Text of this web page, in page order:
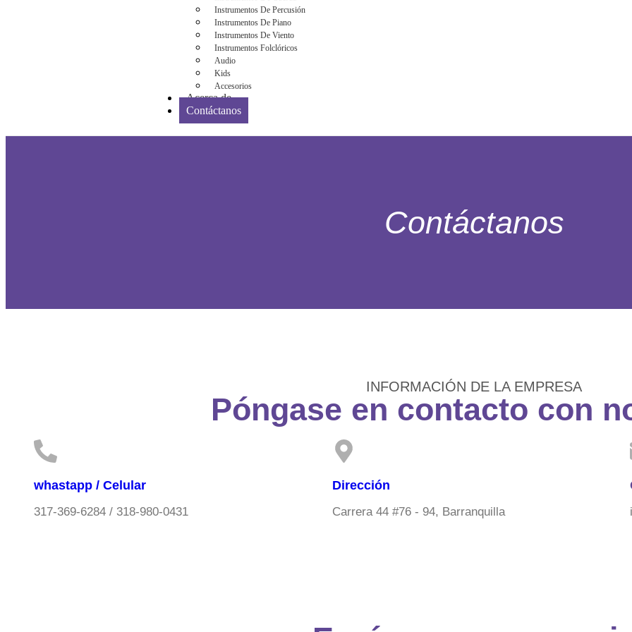
Instrumentos De Percusión
Instrumentos De Piano
Instrumentos De Viento
Instrumentos Folclóricos
Audio
Kids
Accesorios
Acerca de
Contáctanos
Contáctanos
INFORMACIÓN DE LA EMPRESA
Póngase en contacto con
whastapp / Celular
317-369-6284 / 318-980-0431
Dirección
Carrera 44 #76 - 94, Barranquilla